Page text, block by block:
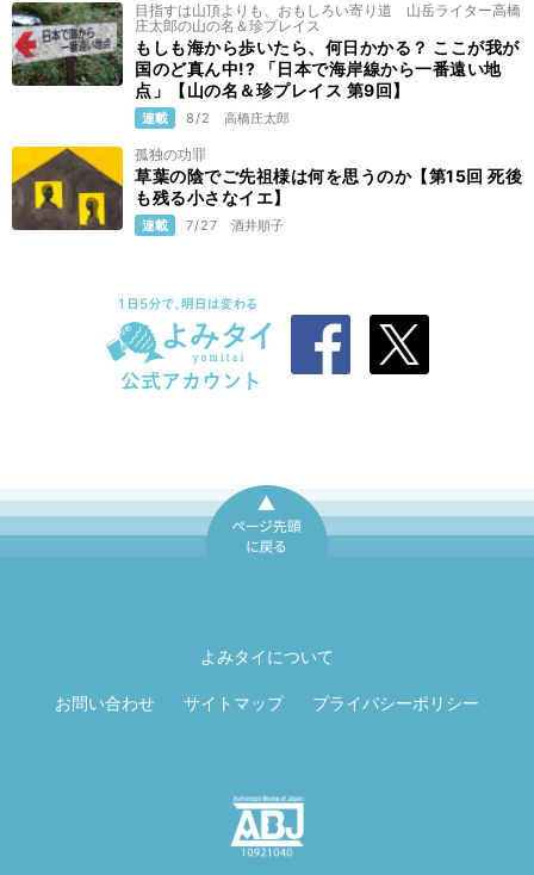
目指すは山頂よりも、おもしろい寄り道 山岳ライター高橋
庄太郎の山の名＆珍プレイス
もしも海から歩いたら、何日かかる？ ここが我が
国のど真ん中!? 「日本で海岸線から一番遠い地
点」【山の名＆珍プレイス 第9回】
連載 8/2 高橋庄太郎
孤独の功罪
草葉の陰でご先祖様は何を思うのか【第15回 死後
も残る小さなイエ】
連載 7/27 酒井順子
よみタイについて
お問い合わせ サイトマップ プライバシーポリシー